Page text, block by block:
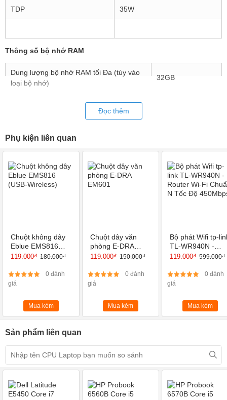
TDP 35W
Thông số bộ nhớ RAM
Dung lượng bộ nhớ RAM tối Đa (tùy vào
loại bộ nhớ)
32GB
Số Kênh Bộ Nhớ Tối Đa
Băng thông bộ nhớ tối đa 25.6 GB/s
Hỗ trợ Bộ nhớ ECC Không
Tần số cơ sở đồ họa 650 MHz
Tần số động tối đa đồ họa 1.20 GHz
Đọc thêm
Phụ kiện liên quan
Chuột không dây
Eblue EMS816
(USB-Wireless)
119.000₫ 180.000₫
0 đánh
giá
Mua kèm
Chuột dây văn
phòng E-DRA
EM601
119.000₫ 150.000₫
0 đánh
giá
Mua kèm
Bộ phát Wifi tp-
TL-WR940N -
Router Wi-Fi
450Mbps
119.000₫ 599.000₫
0 đánh
giá
Mua kèm
Sản phẩm liên quan